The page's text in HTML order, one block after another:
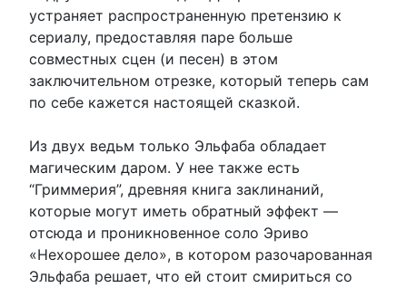
устраняет распространенную претензию к
сериалу, предоставляя паре больше
совместных сцен (и песен) в этом
заключительном отрезке, который теперь сам
по себе кажется настоящей сказкой.
Из двух ведьм только Эльфаба обладает
магическим даром. У нее также есть
“Гриммерия”, древняя книга заклинаний,
которые могут иметь обратный эффект —
отсюда и проникновенное соло Эриво
«Нехорошее дело», в котором разочарованная
Эльфаба решает, что ей стоит смириться со